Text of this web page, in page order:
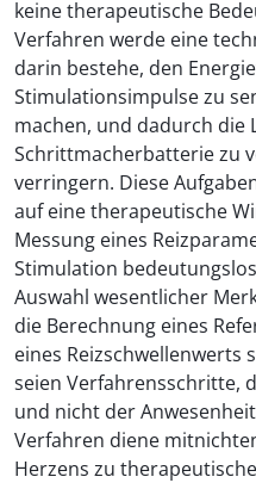
keine therapeutische
Verfahren werde eine
darin bestehe, den
Stimulationsimpulse zu
machen, und dadurch die
Schrittmacherbatterie zu
verringern. Diese
auf eine therapeutische
Messung eines
Stimulation
Auswahl wesentlicher
die Berechnung eines
eines Reizschwellenwerts
seien Verfahrensschritte,
und nicht der
Verfahren diene
Herzens zu